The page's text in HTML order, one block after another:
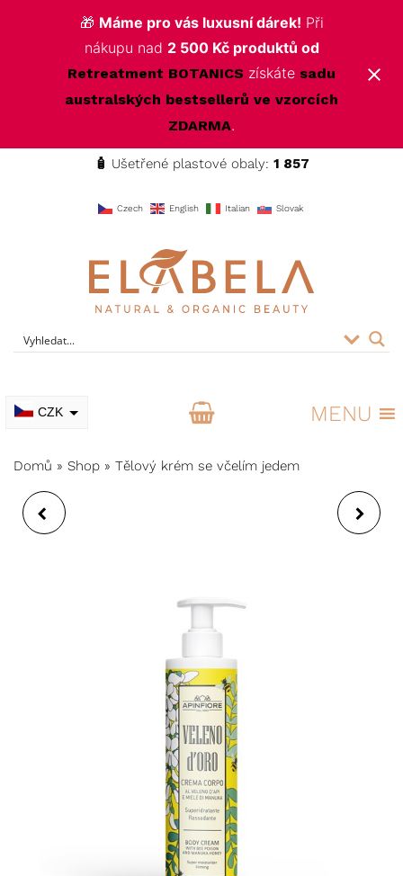
🎁 Máme pro vás luxusní dárek! Při
nákupu nad 2 500 Kč produktů od
Retreatment BOTANICS získáte sadu
australských bestsellerů ve vzorcích
ZDARMA.
🧴 Ušetřené plastové obaly: 1 857
Czech English Italian Slovak
ELABELA Beauty Kvalitní kosmetika pro vás
CZK MENU
Domů » Shop » Tělový krém se včelím jedem
TRNKY